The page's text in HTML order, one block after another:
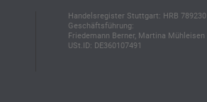
Handelsregister Stuttgart: HRB 789230
Geschäftsführung:
Friedemann Berner, Martina Mühleisen
USt.ID: DE360107491